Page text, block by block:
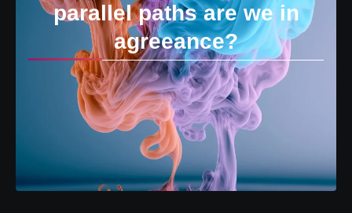
parallel paths are we in
agreeance?